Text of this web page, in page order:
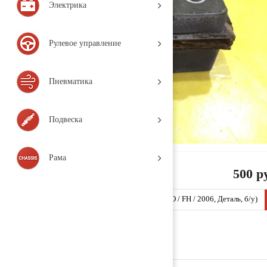
Электрика
Рулевое управление
Пневматика
Подвеска
Рама
500
Подушка радиатора 3154251 (VT425 / VOLVO / FH / 2006, Деталь, б/у)